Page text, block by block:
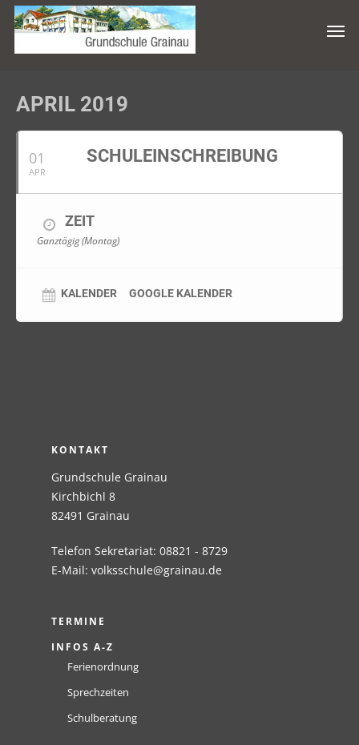
APRIL 2019
01
APR
SCHULEINSCHREIBUNG
ZEIT
Ganztägig (Montag)
KALENDER GOOGLE KALENDER
KONTAKT
Grundschule Grainau
Kirchbichl 8
82491 Grainau
Telefon Sekretariat: 08821 - 8729
E-Mail: volksschule@grainau.de
TERMINE
INFOS A-Z
Ferienordnung
Sprechzeiten
Schulberatung